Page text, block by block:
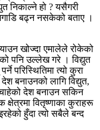
निकाल्ने हो ? यसैगरी
बढ्न नसकेको बताए ।
खोज्दा एमालेले रोकेको
पनि उल्लेख गरे । विद्युत
परिस्थितिमा त्यो कुरा
बनाउनको लागि विद्युत,
चाहेको देश बनाउन सकिन
वितृष्णाका कुराहरू
हुँदा त्यो सबैले बन्द